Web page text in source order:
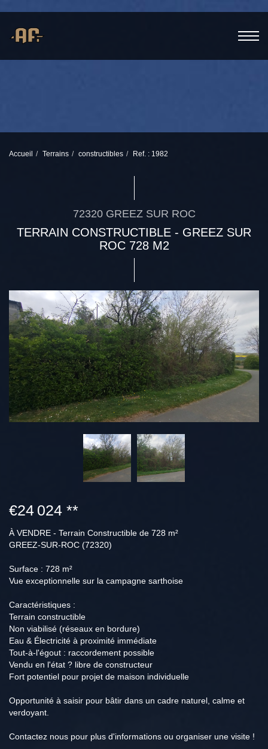
Accueil Terrains constructibles Ref. : 1982
72320 GREEZ SUR ROC
TERRAIN CONSTRUCTIBLE - GREEZ SUR
ROC 728 M2
€24 024 **
À VENDRE - Terrain Constructible de 728 m²
GREEZ-SUR-ROC (72320)
Surface : 728 m²
Vue exceptionnelle sur la campagne sarthoise
Caractéristiques :
Terrain constructible
Non viabilisé (réseaux en bordure)
Eau & Électricité à proximité immédiate
Tout-à-l'égout : raccordement possible
Vendu en l'état ? libre de constructeur
Fort potentiel pour projet de maison individuelle
Opportunité à saisir pour bâtir dans un cadre naturel, calme et
verdoyant.
Contactez nous pour plus d'informations ou organiser une visite !